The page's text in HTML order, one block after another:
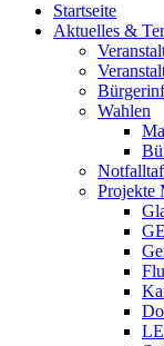
Startseite
Aktuelles &
Wahlen
Projekte